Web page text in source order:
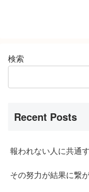
検索
Recent Posts
報われない人に共通
その努力が結果に繋